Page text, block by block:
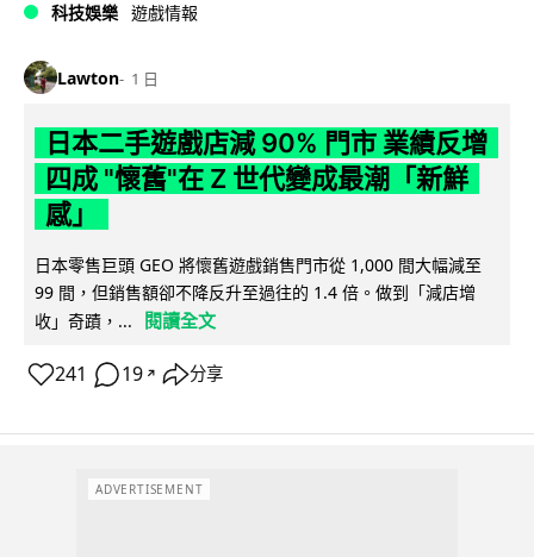
科技娛樂 遊戲情報
Lawton 1 日
日本二手遊戲店減 90% 門市 業績反增
四成 "懷舊"在 Z 世代變成最潮「新鮮
感」
日本零售巨頭 GEO 將懷舊遊戲銷售門市從 1,000 間大幅減至
99 間，但銷售額卻不降反升至過往的 1.4 倍。做到「減店增
收」奇蹟，...
閱讀全文
241 19 ↗ 分享
ADVERTISEMENT